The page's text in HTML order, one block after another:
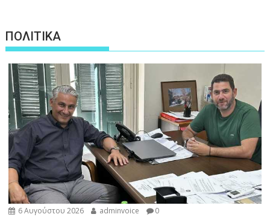
ΠΟΛΙΤΙΚΑ
6 Αυγούστου 2026 adminvoice 0